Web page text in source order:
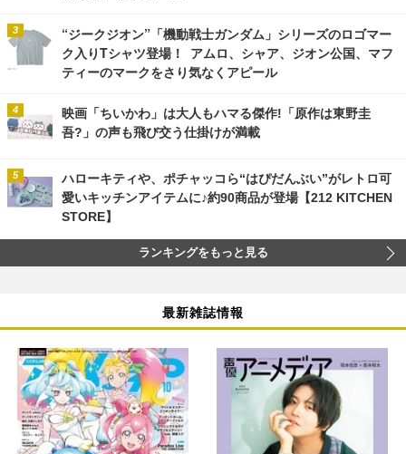
“ジークジオン”「機動戦士ガンダム」シリーズのロゴマー
ク入りTシャツ登場！ アムロ、シャア、ジオン公国、マフ
ティーのマークをさり気なくアピール
映画「ちいかわ」は大人もハマる傑作!「原作は東野圭
吾?」の声も飛び交う仕掛けが満載
ハローキティや、ポチャッコら“はぴだんぶい”がレトロ可
愛いキッチンアイテムに♪約90商品が登場【212 KITCHEN
STORE】
ランキングをもっと見る
最新雑誌情報